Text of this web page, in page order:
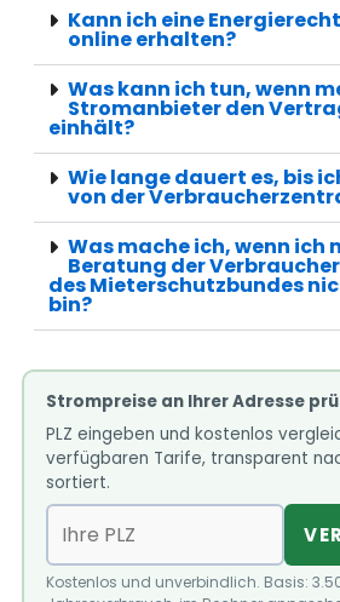
Kann ich eine
online erhalten?
Was kann ich tun, wenn
Stromanbieter den
einhält?
Wie lange dauert es, bis
von der
Was mache ich, wenn ich
Beratung der
des Mieterschutzbundes
bin?
Strompreise an Ihrer Adresse
PLZ eingeben und kostenlos
verfügbaren Tarife, transparent
sortiert.
Kostenlos und unverbindlich. Basis: